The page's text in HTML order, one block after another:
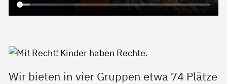
Wir bieten in vier Gruppen etwa 74 Plätze